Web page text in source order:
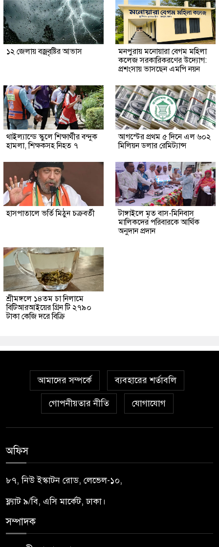
১২ জেলায় বজ্রবৃষ্টির আভাস
মনপুরায় মনোয়ারা বেগম মহিলা
কলেজ সরকারিকরণের উদ্যোগ:
প্রশংসায় ভাসছেন এমপি নয়ন
থাইল্যান্ডে স্কুলে শিক্ষার্থীর বন্দুক
হামলা, শিক্ষকসহ নিহত ৭
আগস্টের প্রথম ৫ দিনে এল ৬০২
মিলিয়ন ডলার রেমিট্যান্স
হাসপাতালে ভর্তি মিঠুন চক্রবর্তী
টাঙ্গাইলে মৃত বাস-মিনিবাস
মালিকদের পরিবারকে আর্থিক
অনুদান প্রদান
শ্রীমঙ্গলে ১৪তম চা নিলামে
বিটিআরআইয়ের গ্রিন টি ২৭৯০
টাকা কেজি দরে বিক্রি
আমাদের সম্পর্কে ব্যবহারের শর্তাবলি
গোপনীয়তার নীতি যোগাযোগ
অফিস
৮৭, নিউ ইস্কাটন রোড, লেভেল-১০,
ফ্ল্যাট ৯/বি, এসি মার্কেট, ঢাকা।
সম্পাদক